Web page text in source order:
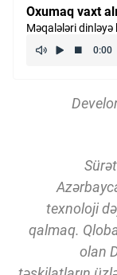
Kriptovalyuta
MƏXFİLİK
Haqqımızda
Oxumaq vaxt
Məqalələri dinləyə
texnoloji
qalmaq.
olan